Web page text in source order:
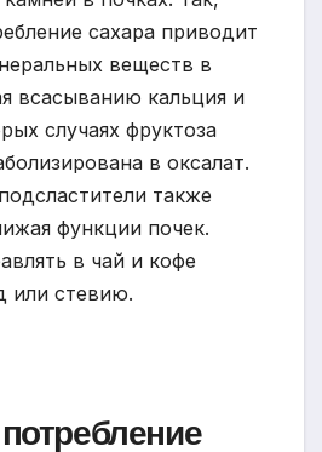
сахара приводит
веществ в
всасыванию кальция и
случаях фруктоза
в оксалат.
также
функции почек.
в чай и кофе
или стевию.